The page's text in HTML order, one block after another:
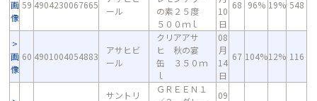
画
像
59 4904230067665
ール
の素２５度
５００ｍｌ
10
日
68 96% 19% 548
画
像
60 4901004054883
アサヒビ
ール
クリアアサ
ヒ 秋の宴
缶 ３５０ｍ
ｌ
08
月
14
日
67 104%12% 116
サントリ
ＧＲＥＥＮ１
09